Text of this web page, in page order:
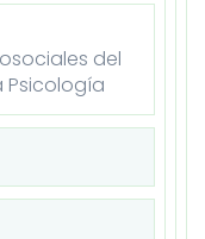
del
Psicología